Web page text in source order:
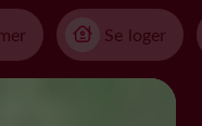
Se loger